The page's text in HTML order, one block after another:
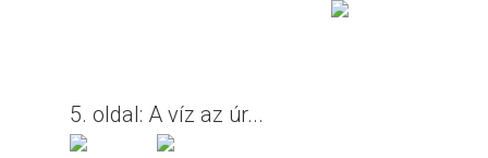
5. oldal: A víz az úr...